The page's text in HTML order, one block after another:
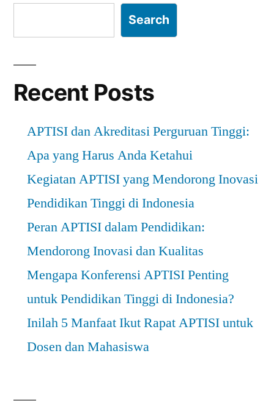
Search
Recent Posts
APTISI dan Akreditasi Perguruan Tinggi:
Apa yang Harus Anda Ketahui
Kegiatan APTISI yang Mendorong Inovasi
Pendidikan Tinggi di Indonesia
Peran APTISI dalam Pendidikan:
Mendorong Inovasi dan Kualitas
Mengapa Konferensi APTISI Penting
untuk Pendidikan Tinggi di Indonesia?
Inilah 5 Manfaat Ikut Rapat APTISI untuk
Dosen dan Mahasiswa